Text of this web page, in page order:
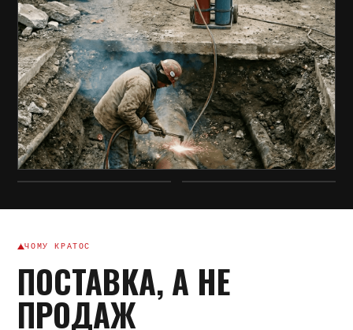
ЧОМУ КРАТОС
ПОСТАВКА, А НЕ
ПРОДАЖ